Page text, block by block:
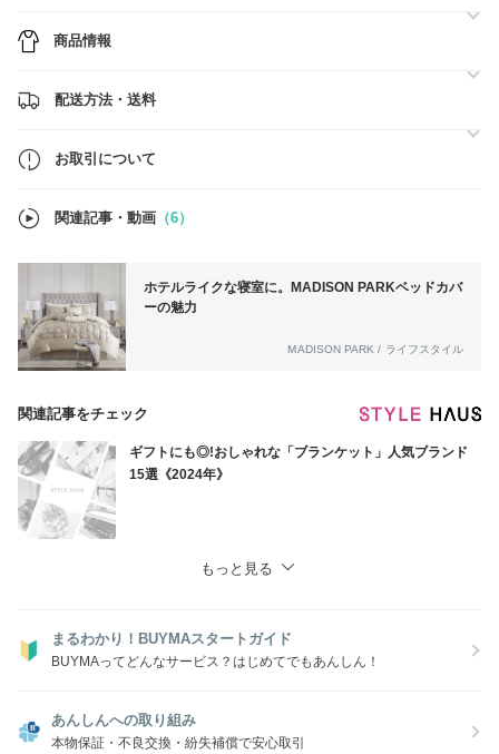
お引越しなどで商品受取日の指定をご希望の方はご相談下さい。
ご注文の前に商品ページにございます「お取引について」を必ずお読み
下さいますようお願い致します。
商品情報
配送方法・送料
お取引について
関連記事・動画 （6）
ホテルライクな寝室に。MADISON PARKベッドカバ
ーの魅力
MADISON PARK / ライフスタイル
関連記事をチェック
ギフトにも◎!おしゃれな「ブランケット」人気ブランド
15選《2024年》
もっと見る
まるわかり！BUYMAスタートガイド
BUYMAってどんなサービス？はじめてでもあんしん！
あんしんへの取り組み
本物保証・不良交換・紛失補償で安心取引